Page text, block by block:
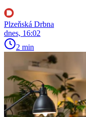
Plzeňská Drbna
dnes, 16:02
2 min